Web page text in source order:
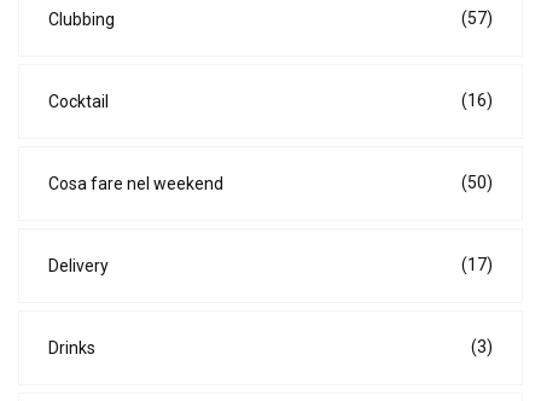
Clubbing (57)
Cocktail (16)
Cosa fare nel weekend (50)
Delivery (17)
Drinks (3)